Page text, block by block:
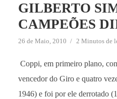
GILBERTO
CAMPEÕES
26 de Maio, 2010 2 Minutos de
Coppi, em primeiro plano,
vencedor do Giro e quatro
1946) e foi por ele derrotado